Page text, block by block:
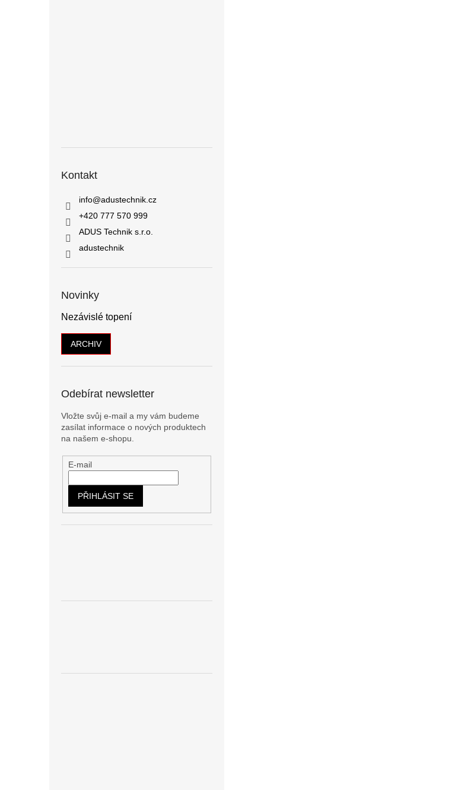
Kontakt
info@adustechnik.cz
+420 777 570 999
ADUS Technik s.r.o.
adustechnik
Novinky
Nezávislé topení
ARCHIV
Odebírat newsletter
Vložte svůj e-mail a my vám budeme
zasílat informace o nových produktech
na našem e-shopu.
E-mail
PŘIHLÁSIT SE